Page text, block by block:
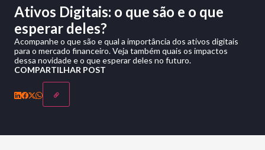
Ativos Digitais: o que são e o que
esperar deles?
Acompanhe o que são e qual a importância dos ativos digitais
para o mercado financeiro. Veja também quais os impactos
dessa novidade e o que esperar deles no futuro.
COMPARTILHAR POST